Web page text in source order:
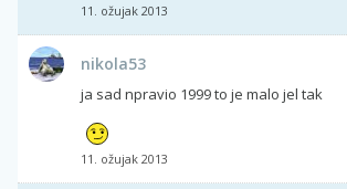
11. ožujak 2013
nikola53
ja sad npravio 1999 to je malo jel tak
11. ožujak 2013